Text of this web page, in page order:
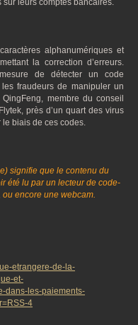
sur leurs comptes bancaires.
alphanumériques et
la correction d’erreurs.
de détecter un code
fraudeurs de manipuler un
membre du conseil
près d’un quart des virus
biais de ces codes.
signifie que le contenu du
été lu par un lecteur de code-
encore une webcam.
etrangere-de-la-
et-
dans-les-paiements-
4